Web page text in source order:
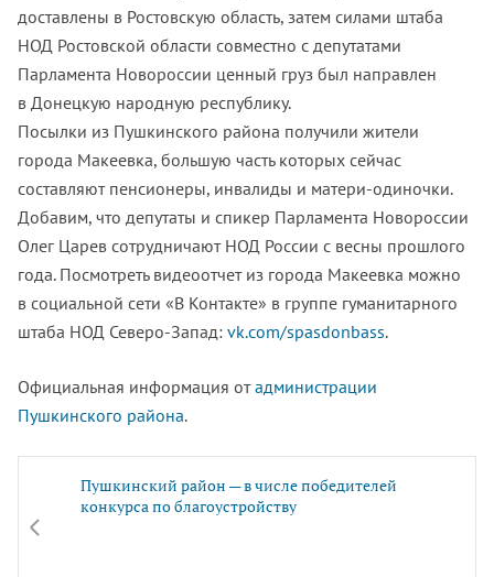
доставлены в Ростовскую область, затем силами штаба
НОД Ростовской области совместно с депутатами
Парламента Новороссии ценный груз был направлен
в Донецкую народную республику.
Посылки из Пушкинского района получили жители
города Макеевка, большую часть которых сейчас
составляют пенсионеры, инвалиды и матери-одиночки.
Добавим, что депутаты и спикер Парламента Новороссии
Олег Царев сотрудничают НОД России с весны прошлого
года. Посмотреть видеоотчет из города Макеевка можно
в социальной сети «В Контакте» в группе гуманитарного
штаба НОД Северо-Запад: vk.com/spasdonbass.
Официальная информация отадминистрации
Пушкинского района.
Пушкинский район — в числе победителей
конкурса по благоустройству